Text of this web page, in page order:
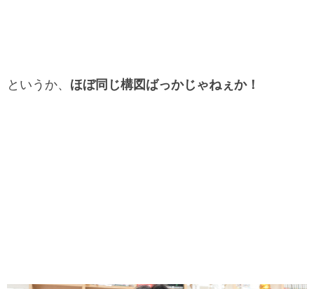
というか、 ほぼ同じ構図ばっかじゃねぇか！